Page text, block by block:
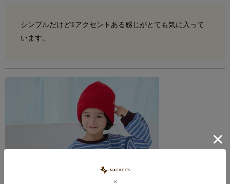
シンプルだけど1アクセントある感じがとても気に入って
います。